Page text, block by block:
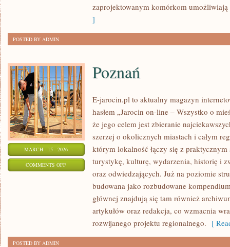
zaprojektowanym komórkom
]
POSTED BY ADMIN
MARCH - 15 - 2026
COMMENTS OFFON
Poznań
E-jarocin.pl to aktualny magazyn
hasłem „Jarocin on-line – Wszystko o
że jego celem jest zbieranie
szerzej o okolicznych miastach i całym
którym lokalność łączy się z
turystykę, kulturę, wydarzenia, historię i
oraz odwiedzających. Już na poziomie
budowana jako rozbudowane
głównej znajdują się tam również
artykułów oraz redakcja, co wzmacnia
rozwijanego projektu regionalnego. [
POSTED BY ADMIN